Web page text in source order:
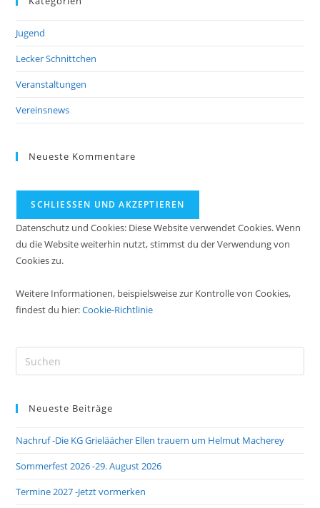
Jugend
Lecker Schnittchen
Veranstaltungen
Vereinsnews
Neueste Kommentare
Datenschutz und Cookies: Diese Website verwendet Cookies. Wenn
du die Website weiterhin nutzt, stimmst du der Verwendung von
Cookies zu.
Weitere Informationen, beispielsweise zur Kontrolle von Cookies,
findest du hier:Cookie-Richtlinie
Neueste Beiträge
Nachruf -Die KG Grieläächer Ellen trauern um Helmut Macherey
Sommerfest 2026 -29. August 2026
Termine 2027 -Jetzt vormerken